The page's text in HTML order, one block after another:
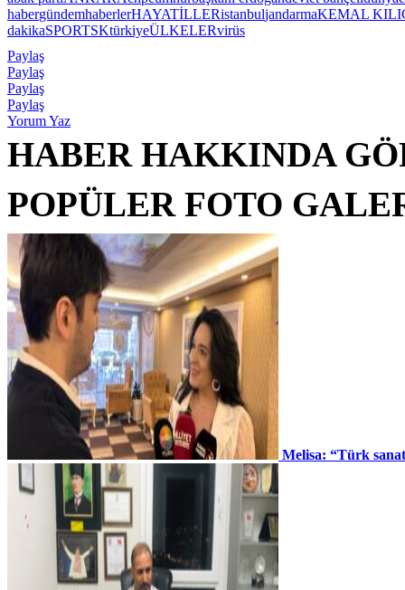
habergündemhaberlerHAYATİLLERistanbuljandarmaKEMAL
dakikaSPORTSKtürkiyeÜLKELERvirüs
Paylaş
Paylaş
Paylaş
Paylaş
Yorum Yaz
HABER HAKKINDA
POPÜLER FOTO
Melisa: “Türk